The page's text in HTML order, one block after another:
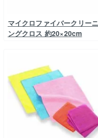
マイクロファイバークリーニ
ングクロス 約20×20cm